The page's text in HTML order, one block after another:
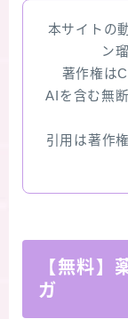
本サイトの
ン
著作権は
AIを含む無
引用は著作
【無料】
ガ